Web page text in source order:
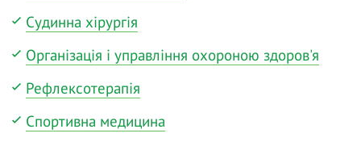
Судинна хірургія
Організація і управління охороною здоров'я
Рефлексотерапія
Спортивна медицина